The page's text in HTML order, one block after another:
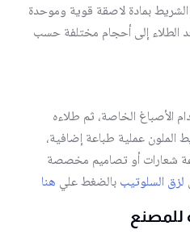
بمادة لاصقة قوية وموحدة
إلى أحجام مختلفة حسب
الأصباغ الخاصة، ثم طلاءه
الملون عملية طباعة إضافية،
شعارات أو تصاميم مخصصة
لزق السلوتيببالضغط علي هنا
للمصنع